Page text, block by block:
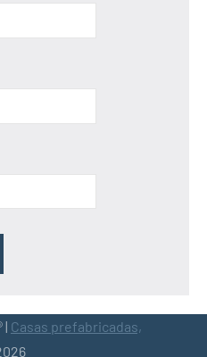
| Casas prefabricadas,